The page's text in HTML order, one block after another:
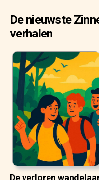
De nieuwste
verhalen
De verloren